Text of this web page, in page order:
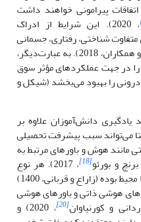
پیرامونی خواهند داشت
، 2020). این شرایط از ادراک
شناختی، رفتاری، جسمانی
و اجتماعی مؤثر واقع شود (کارا و همکاران، 2018). به عبارت‌دیگر،
را در جهت عملکردهای مؤثر سوق
را بهبود می‌بخشد (شیکل و
یادگیری دانش‌آموزان علاوه بر
می‌تواند سبب پیشرفت تحصیلی
مانند هوش و باورهای مرتبط به
و بورئو[18]
، 2017). هر نوع
هوشی قادر به ایجاد سازگاری با محیط بوده (زاراع و قربانی، 1400)
هوشی ذاتی و باورهای هوشی
و کورنیاوان[20]
، 2020) و